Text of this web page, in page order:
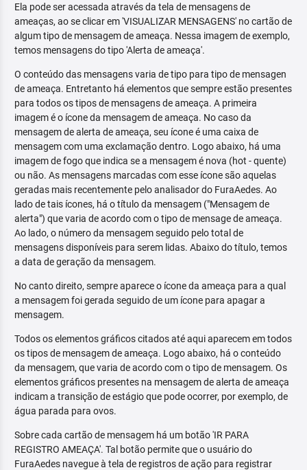
Ela pode ser acessada através da tela de mensagens de
ameaças, ao se clicar em 'VISUALIZAR MENSAGENS' no cartão de
algum tipo de mensagem de ameaça. Nessa imagem de exemplo,
temos mensagens do tipo 'Alerta de ameaça'.
O conteúdo das mensagens varia de tipo para tipo de mensagen
de ameaça. Entretanto há elementos que sempre estão presentes
para todos os tipos de mensagens de ameaça. A primeira
imagem é o ícone da mensagem de ameaça. No caso da
mensagem de alerta de ameaça, seu ícone é uma caixa de
mensagem com uma exclamação dentro. Logo abaixo, há uma
imagem de fogo que indica se a mensagem é nova (hot - quente)
ou não. As mensagens marcadas com esse ícone são aquelas
geradas mais recentemente pelo analisador do FuraAedes. Ao
lado de tais ícones, há o título da mensagem ("Mensagem de
alerta") que varia de acordo com o tipo de mensage de ameaça.
Ao lado, o número da mensagem seguido pelo total de
mensagens disponíveis para serem lidas. Abaixo do título, temos
a data de geração da mensagem.
No canto direito, sempre aparece o ícone da ameaça para a qual
a mensagem foi gerada seguido de um ícone para apagar a
mensagem.
Todos os elementos gráficos citados até aqui aparecem em todos
os tipos de mensagem de ameaça. Logo abaixo, há o conteúdo
da mensagem, que varia de acordo com o tipo de mensagem. Os
elementos gráficos presentes na mensagem de alerta de ameaça
indicam a transição de estágio que pode ocorrer, por exemplo, de
água parada para ovos.
Sobre cada cartão de mensagem há um botão 'IR PARA
REGISTRO AMEAÇA'. Tal botão permite que o usuário do
FuraAedes navegue à tela de registros de ação para registrar